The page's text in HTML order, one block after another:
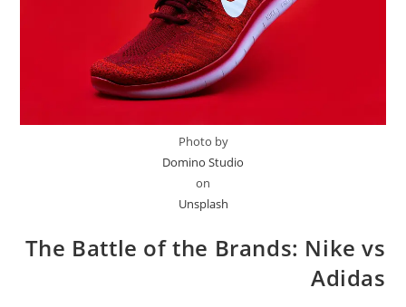
Photo by
Domino Studio
on
Unsplash
The Battle of the Brands: Nike vs
Adidas